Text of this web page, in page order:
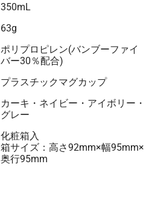
350mL
63g
ポリプロピレン(バンブーファイ
バー30％配合)
プラスチックマグカップ
カーキ・ネイビー・アイボリー・
グレー
化粧箱入
箱サイズ：高さ92mm×幅95mm×
奥行95mm